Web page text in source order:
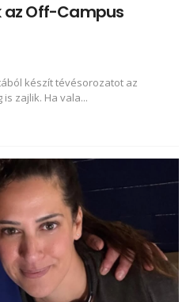
az Off-Campus
készít tévésorozatot az
zajlik. Ha vala...